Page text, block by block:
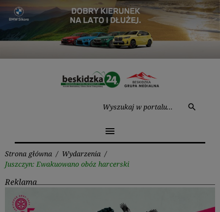
Przejdź
treści
search
menu
Strona główna / Wydarzenia /
Juszczyn: Ewakuowano obóz harcerski
Reklama